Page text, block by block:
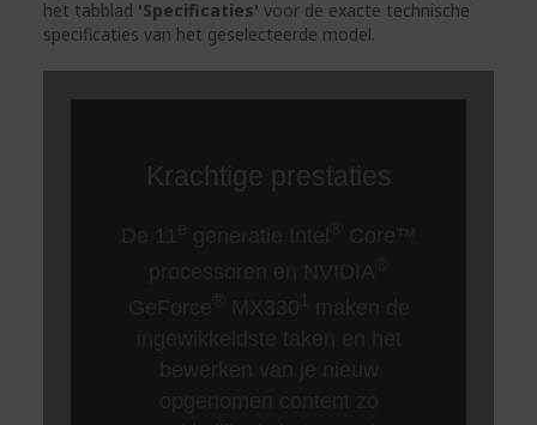
het tabblad 'Specificaties' voor de exacte technische
specificaties van het geselecteerde model.